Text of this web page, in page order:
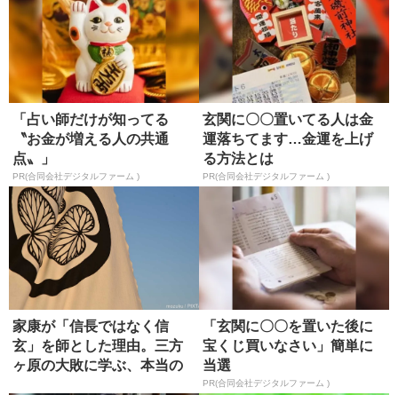
「占い師だけが知ってる
〝お金が増える人の共通
点〟」
PR(合同会社デジタルファーム )
玄関に〇〇置いてる人は金
運落ちてます…金運を上げ
る方法とは
PR(合同会社デジタルファーム )
家康が「信長ではなく信
玄」を師とした理由。三方
ヶ原の大敗に学ぶ、本当の
「玄関に〇〇を置いた後に
宝くじ買いなさい」簡単に
当選
PR(合同会社デジタルファーム )